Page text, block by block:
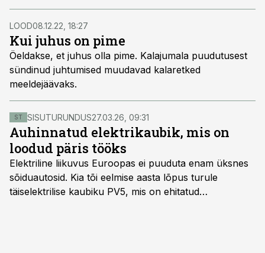
Kuidas sellises olukorras püüda ja milliseid putukaid
kasutada?
LOOD08.12.22, 18:27
Kui juhus on pime
Öeldakse, et juhus olla pime. Kalajumala puudutusest
sündinud juhtumised muudavad kalaretked
meeldejäävaks.
ST SISUTURUNDUS27.03.26, 09:31
Auhinnatud elektrikaubik, mis on
loodud päris tööks
Elektriline liikuvus Euroopas ei puuduta enam üksnes
sõiduautosid. Kia tõi eelmise aasta lõpus turule
täiselektrilise kaubiku PV5, mis on ehitatud